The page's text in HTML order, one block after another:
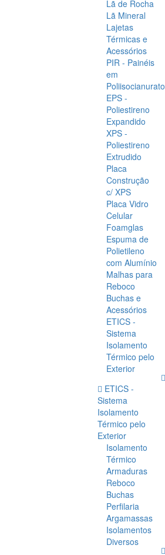
Lã de Rocha
Lã Mineral
Lajetas
Térmicas e
Acessórios
PIR - Painéis
em
Poliisocianurato
EPS -
Poliestireno
Expandido
XPS -
Poliestireno
Extrudido
Placa
Construção
c/ XPS
Placa Vidro
Celular
Foamglas
Espuma de
Polietileno
com Alumínio
Malhas para
Reboco
Buchas e
Acessórios
ETICS -
Sistema
Isolamento
Térmico pelo
Exterior
ETICS -
Sistema
Isolamento
Térmico pelo
Exterior
Isolamento
Térmico
Armaduras
Reboco
Buchas
Perfilaria
Argamassas
Isolamentos
Diversos